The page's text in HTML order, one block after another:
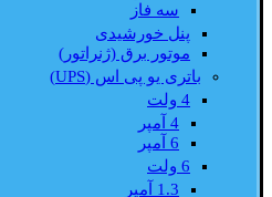
سه فاز
پنل خورشیدی
موتور برق (ژنراتور)
باتری یو پی اس (UPS)
4 ولت
4 آمپر
6 آمپر
6 ولت
1.3 آمپر